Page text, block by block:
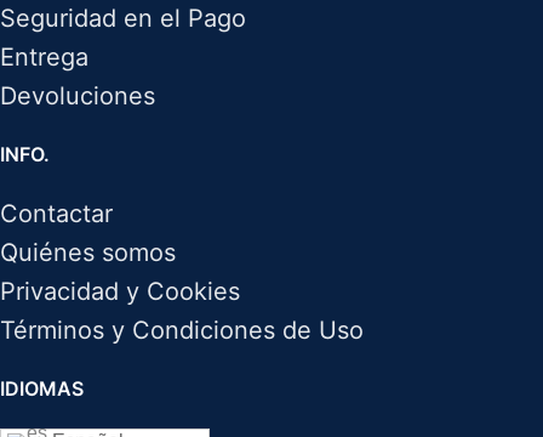
Seguridad en el Pago
Entrega
Devoluciones
INFO.
Contactar
Quiénes somos
Privacidad y Cookies
Términos y Condiciones de Uso
IDIOMAS